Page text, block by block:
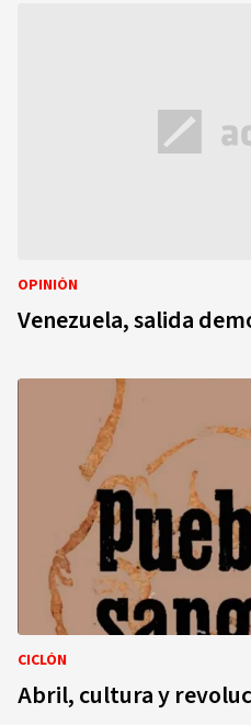
OPINIÓN
Venezuela, salida
CICLÓN
Abril, cultura y